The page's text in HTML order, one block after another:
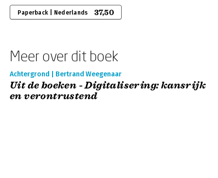
Paperback | Nederlands 37,50
Meer over dit boek
Achtergrond | Bertrand Weegenaar
Uit de boeken - Digitalisering: kansrijk
en verontrustend